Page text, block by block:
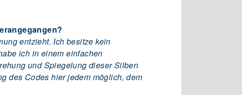
entzieht. Ich besitze kein
ich in einem einfachen
und Spiegelung dieser Silben
des Codes hier jedem möglich, dem